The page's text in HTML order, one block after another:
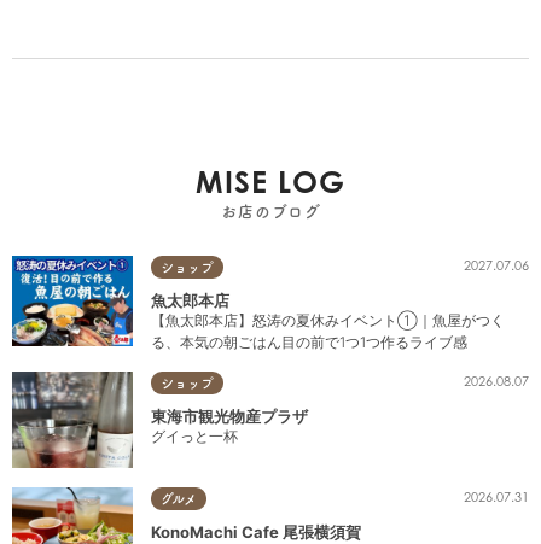
MISE LOG
お店のブログ
ショップ 2027.07.06
魚太郎本店
【魚太郎本店】怒涛の夏休みイベント①｜魚屋がつく
る、本気の朝ごはん目の前で1つ1つ作るライブ感
ショップ 2026.08.07
東海市観光物産プラザ
グイっと一杯
グルメ 2026.07.31
KonoMachi Cafe 尾張横須賀